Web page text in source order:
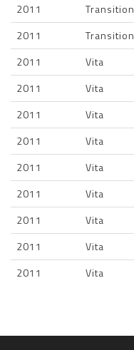
2011
Transition
2011
Transition
2011
Vita
2011
Vita
2011
Vita
2011
Vita
2011
Vita
2011
Vita
2011
Vita
2011
Vita
2011
Vita